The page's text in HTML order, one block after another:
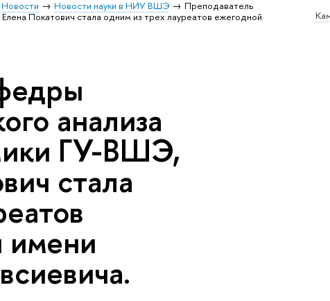
Новости Новости науки в НИУ ВШЭ
Преподаватель
Покатович стала одним из трех лауреатов ежегодной
анализа
ГУ-ВШЭ,
стала
имени